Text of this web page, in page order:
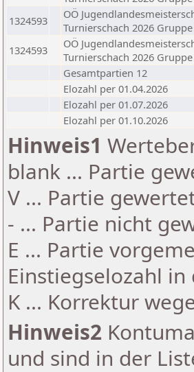
1324593
OÖ
Turnierschach 2026
1324593
OÖ
Turnierschach 2026
Gesamtpartien 12
Elozahl per 01.04.2026
Elozahl per 01.07.2026
Elozahl per 01.10.2026
Hinweis1
blank ... Partie
V ... Partie
- ... Partie nicht
E ... Partie
Einstiegselozahl
K ... Korrektur
Hinweis2
und sind in der